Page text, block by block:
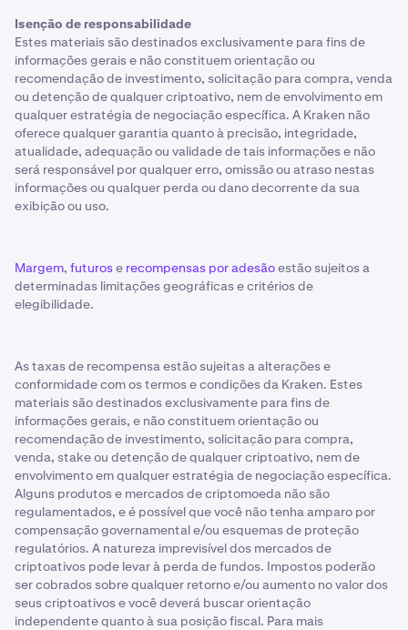
Isenção de responsabilidade
Estes materiais são destinados exclusivamente para fins de
informações gerais e não constituem orientação ou
recomendação de investimento, solicitação para compra, venda
ou detenção de qualquer criptoativo, nem de envolvimento em
qualquer estratégia de negociação específica. A Kraken não
oferece qualquer garantia quanto à precisão, integridade,
atualidade, adequação ou validade de tais informações e não
será responsável por qualquer erro, omissão ou atraso nestas
informações ou qualquer perda ou dano decorrente da sua
exibição ou uso.
Margem, futurose recompensas por adesãoestão sujeitos a
determinadas limitações geográficas e critérios de
elegibilidade.
As taxas de recompensa estão sujeitas a alterações e
conformidade com os termos e condições da Kraken. Estes
materiais são destinados exclusivamente para fins de
informações gerais, e não constituem orientação ou
recomendação de investimento, solicitação para compra,
venda, stake ou detenção de qualquer criptoativo, nem de
envolvimento em qualquer estratégia de negociação específica.
Alguns produtos e mercados de criptomoeda não são
regulamentados, e é possível que você não tenha amparo por
compensação governamental e/ou esquemas de proteção
regulatórios. A natureza imprevisível dos mercados de
criptoativos pode levar à perda de fundos. Impostos poderão
ser cobrados sobre qualquer retorno e/ou aumento no valor dos
seus criptoativos e você deverá buscar orientação
independente quanto à sua posição fiscal. Para mais